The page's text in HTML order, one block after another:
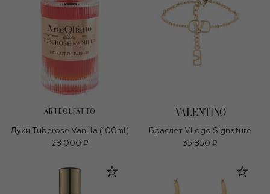
ARTEOLFATTO
Духи Tuberose Vanilla (100ml)
28 000 ₽
Браслет VLogo Signature
35 850 ₽